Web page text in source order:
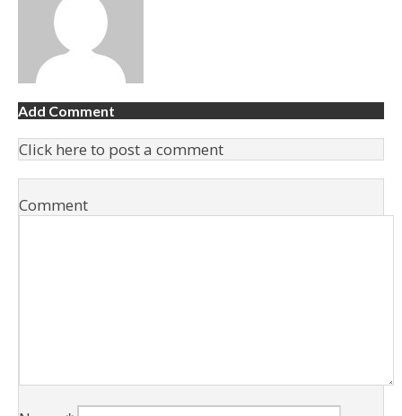
Add Comment
Click here to post a comment
Comment